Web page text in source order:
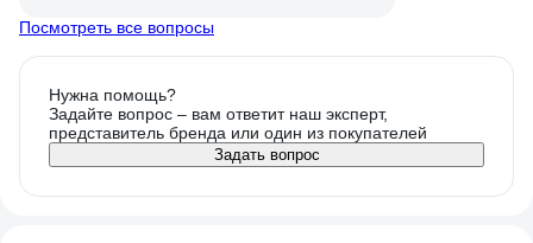
Посмотреть все вопросы
Нужна помощь?
Задайте вопрос – вам ответит наш эксперт,
представитель бренда или один из покупателей
Задать вопрос